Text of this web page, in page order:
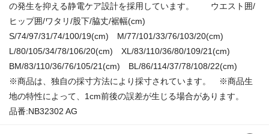
の発生を抑える静電ケア設計を採用しています。 ウエスト囲/
ヒップ囲/ワタリ/股下/脇丈/裾幅(cm)
S/74/97/31/74/100/19(cm) M/77/101/33/76/103/20(cm)
L/80/105/34/78/106/20(cm) XL/83/110/36/80/109/21(cm)
BM/83/110/36/76/105/21(cm) BL/86/114/37/78/108/22(cm)
※商品は、独自の採寸方法により採寸されています。 ※商品生
地の特性によって、1cm前後の誤差が生じる場合があります。
品番:NB32302 AG